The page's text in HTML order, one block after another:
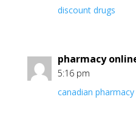
discount drugs
pharmacy
5:16 pm
canadian